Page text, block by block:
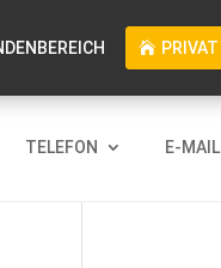
PRIVAT
TELEFON E-MAIL